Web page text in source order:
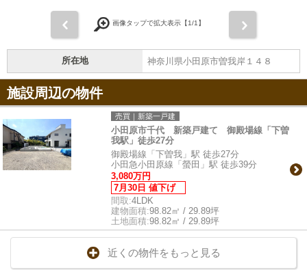
画像タップで拡大表示【1/1】
所在地 神奈川県小田原市曽我岸１４８
施設周辺の物件
売買｜新築一戸建
小田原市千代 新築戸建て 御殿場線「下曽
我駅」徒歩27分
御殿場線「下曽我」駅 徒歩27分
小田急小田原線「螢田」駅 徒歩39分
3,080万円
7月30日 値下げ
間取:4LDK
建物面積:98.82㎡ / 29.89坪
土地面積:98.82㎡ / 29.89坪
近くの物件をもっと見る